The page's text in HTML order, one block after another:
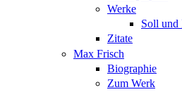
Werke
Soll und
Zitate
Max Frisch
Biographie
Zum Werk